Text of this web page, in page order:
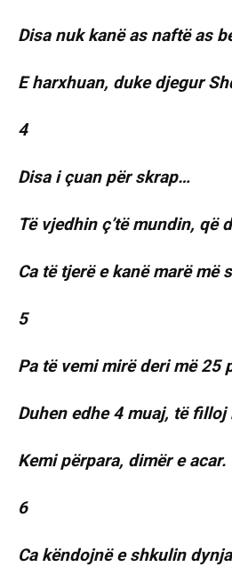
Disa nuk kanë as naftë as
E harxhuan, duke djegur
4
Disa i çuan për skrap…
Të vjedhin ç’të mundin, që
Ca të tjerë e kanë marë më
5
Pa të vemi mirë deri më 25
Duhen edhe 4 muaj, të filloj
Kemi përpara, dimër e acar.
6
Ca këndojnë e shkulin